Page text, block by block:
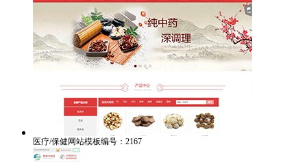
医疗/保健网站模板编号：2167